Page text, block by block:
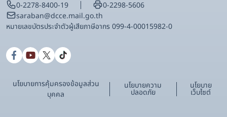
0-2278-8400-19
0-2298-5606
saraban@dcce.mail.go.th
หมายเลขบัตรประจําตัวผู้เสียภาษีอากร 099-4-00015982-0
นโยบายการคุ้มครองข้อมูลส่วน
บุคคล
นโยบายความ
ปลอดภัย
นโยบาย
เว็บไซต์